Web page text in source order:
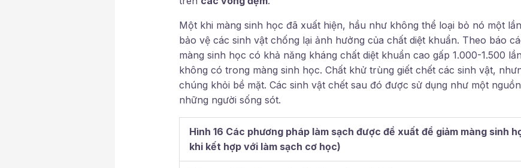
Một khi màng sinh học đã xuất hiện, hầu như không thể loại bỏ nó một
bảo vệ các sinh vật chống lại ảnh hưởng của chất diệt khuẩn. Theo báo
màng sinh học có khả năng kháng chất diệt khuẩn cao gấp 1.000-1.500
không có trong màng sinh học. Chất khử trùng giết chết các sinh vật,
chúng khỏi bề mặt. Các sinh vật chết sau đó được sử dụng như một
những người sống sót.
Hình 16 Các phương pháp làm sạch được đề xuất để giảm màng sinh
khi kết hợp với làm sạch cơ học)